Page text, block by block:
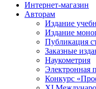
Интернет-магазин
Авторам
Издание
Издание
Публикация
Заказные
Наукометрия
Электронная
Конкурс